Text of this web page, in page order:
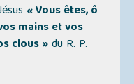
« Vous êtes, ô
mains et vos
clous »du R. P.